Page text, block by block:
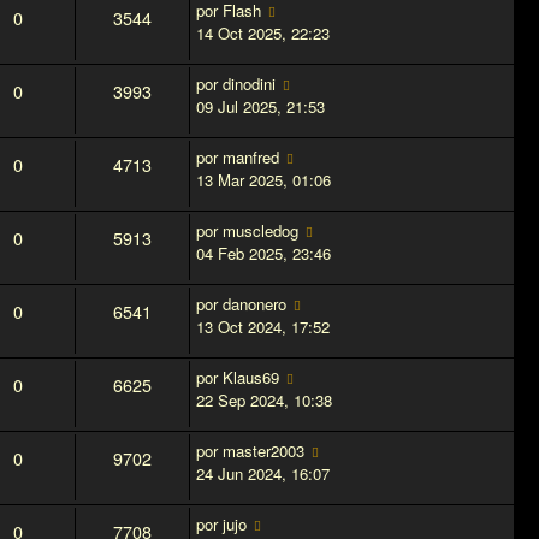
0 3544 por Flash
14 Oct 2025, 22:23
0 3993 pordinodini
09 Jul 2025, 21:53
0 4713 por manfred
13 Mar 2025, 01:06
0 5913 por muscledog
04 Feb 2025, 23:46
0 6541 pordanonero
13 Oct 2024, 17:52
0 6625 por Klaus69
22 Sep 2024, 10:38
0 9702 por master2003
24 Jun 2024, 16:07
0 7708 porjujo